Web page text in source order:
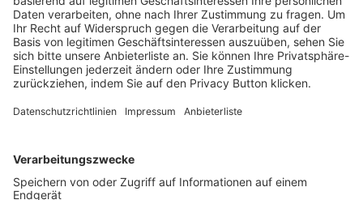
Trainerbörse
Login SpielPlus
FOLGE DEM BFV
TOP-VEREINE